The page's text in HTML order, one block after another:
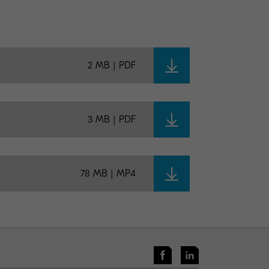
2 MB | PDF
3 MB | PDF
78 MB | MP4